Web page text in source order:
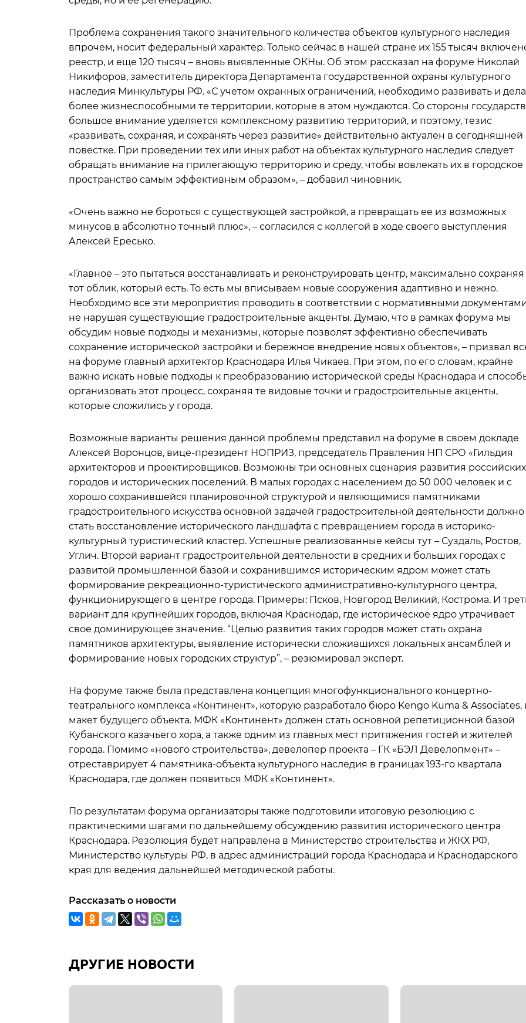
Проблема сохранения такого значительного количества объектов культурного наследия
впрочем, носит федеральный характер. Только сейчас в нашей стране их 155 тысяч
реестр, и еще 120 тысяч – вновь выявленные ОКНы. Об этом рассказал на форуме Николай
Никифоров, заместитель директора Департамента государственной охраны культурного
наследия Минкультуры РФ. «С учетом охранных ограничений, необходимо развивать и
более жизнеспособными те территории, которые в этом нуждаются. Со стороны
большое внимание уделяется комплексному развитию территорий, и поэтому, тезис
«развивать, сохраняя, и сохранять через развитие» действительно актуален в сегодняшней
повестке. При проведении тех или иных работ на объектах культурного наследия следует
обращать внимание на прилегающую территорию и среду, чтобы вовлекать их в городское
пространство самым эффективным образом», – добавил чиновник.
«Очень важно не бороться с существующей застройкой, а превращать ее из возможных
минусов в абсолютно точный плюс», – согласился с коллегой в ходе своего выступления
Алексей Ересько.
«Главное – это пытаться восстанавливать и реконструировать центр, максимально сохраняя
тот облик, который есть. То есть мы вписываем новые сооружения адаптивно и нежно.
Необходимо все эти мероприятия проводить в соответствии с нормативными
не нарушая существующие градостроительные акценты. Думаю, что в рамках форума мы
обсудим новые подходы и механизмы, которые позволят эффективно обеспечивать
сохранение исторической застройки и бережное внедрение новых объектов», – призвал
на форуме главный архитектор Краснодара Илья Чикаев. При этом, по его словам, крайне
важно искать новые подходы к преобразованию исторической среды Краснодара и
организовать этот процесс, сохраняя те видовые точки и градостроительные акценты,
которые сложились у города.
Возможные варианты решения данной проблемы представил на форуме в своем докладе
Алексей Воронцов, вице-президент НОПРИЗ, председатель Правления НП СРО «Гильдия
архитекторов и проектировщиков. Возможны три основных сценария развития российских
городов и исторических поселений. В малых городах с населением до 50 000 человек и с
хорошо сохранившейся планировочной структурой и являющимися памятниками
градостроительного искусства основной задачей градостроительной деятельности должно
стать восстановление исторического ландшафта с превращением города в историко-
культурный туристический кластер. Успешные реализованные кейсы тут – Суздаль, Ростов,
Углич. Второй вариант градостроительной деятельности в средних и больших городах с
развитой промышленной базой и сохранившимся историческим ядром может стать
формирование рекреационно-туристического административно-культурного центра,
функционирующего в центре города. Примеры: Псков, Новгород Великий, Кострома. И
вариант для крупнейших городов, включая Краснодар, где историческое ядро утрачивает
свое доминирующее значение. “Целью развития таких городов может стать охрана
памятников архитектуры, выявление исторически сложившихся локальных ансамблей и
формирование новых городских структур”, – резюмировал эксперт.
На форуме также была представлена концепция многофункционального концертно-
театрального комплекса «Континент», которую разработало бюро Kengo Kuma & Associates,
макет будущего объекта. МФК «Континент» должен стать основной репетиционной базой
Кубанского казачьего хора, а также одним из главных мест притяжения гостей и жителей
города. Помимо «нового строительства», девелопер проекта – ГК «БЭЛ Девелопмент» –
отреставрирует 4 памятника-объекта культурного наследия в границах 193-го квартала
Краснодара, где должен появиться МФК «Континент».
По результатам форума организаторы также подготовили итоговую резолюцию с
практическими шагами по дальнейшему обсуждению развития исторического центра
Краснодара. Резолюция будет направлена в Министерство строительства и ЖКХ РФ,
Министерство культуры РФ, в адрес администраций города Краснодара и Краснодарского
края для ведения дальнейшей методической работы.
Рассказать о новости
ДРУГИЕ НОВОСТИ